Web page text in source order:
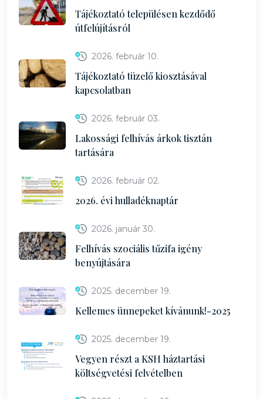
Tájékoztató településen kezdődő
útfelújításról
2026. február 10.
Tájékoztató tüzelő kiosztásával
kapcsolatban
2026. február 03.
Lakossági felhívás árkok tisztán
tartására
2026. február 02.
2026. évi hulladéknaptár
2026. január 30.
Felhívás szociális tűzifa igény
benyújtására
2025. december 19.
Kellemes ünnepeket kívánunk!-2025
2025. december 19.
Vegyen részt a KSH háztartási
költségvetési felvételben